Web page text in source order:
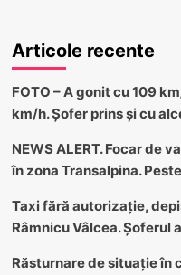
Articole recente
FOTO – A gonit cu 109
km/h. Șofer prins și cu
NEWS ALERT. Focar de
în zona Transalpina.
Taxi fără autorizație,
Râmnicu Vâlcea. Șoferul
Răsturnare de situație în